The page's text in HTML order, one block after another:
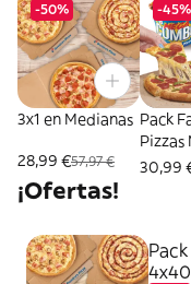
-50%
3x1 en Medianas
28,99 €57,97 €
-45%
Pack
Pizzas
+
30,99
¡Ofertas!